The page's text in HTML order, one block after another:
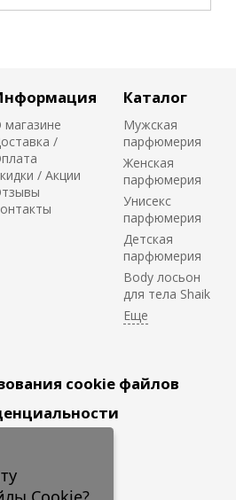
магазине
/
/ Акции
Каталог
Мужская
парфюмерия
Женская
парфюмерия
Унисекс
парфюмерия
Детская
парфюмерия
Body лосьон
для тела Shaik
cookie файлов